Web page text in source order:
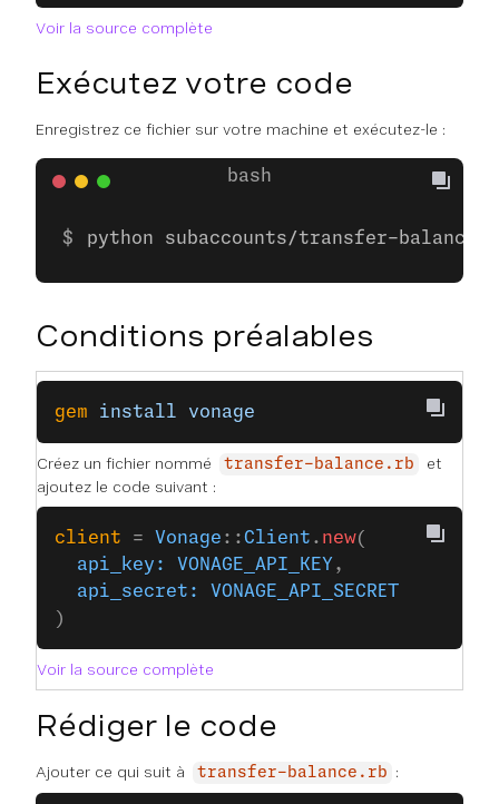
Voir la source complète
Exécutez votre code
Enregistrez ce fichier sur votre machine et exécutez-le :
python subaccounts/transfer-
Conditions préalables
gem install vonage
Créez un fichier nommé transfer-balance.rb
et
ajoutez le code suivant :
client = Vonage ::Client . new(
  api_key:
VONAGE_API_KEY ,
  api_secret:
VONAGE_API_SECRET
)
Voir la source complète
Rédiger le code
Ajouter ce qui suit à transfer-balance.rb :